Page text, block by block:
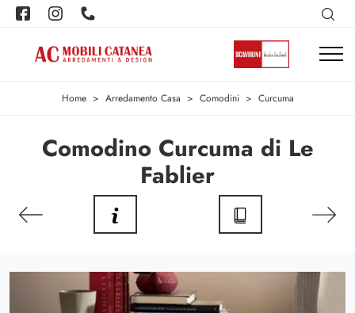
Home > Arredamento Casa > Comodini > Curcuma
Comodino Curcuma di Le
Fablier